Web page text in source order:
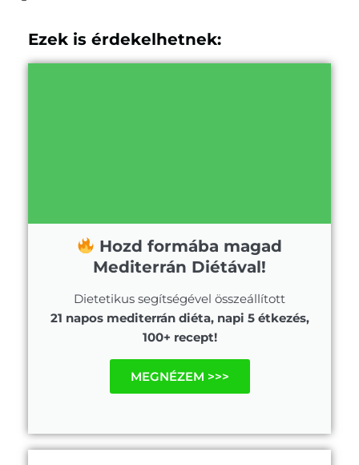
Ezek is érdekelhetnek:
Hozd formába magad
Mediterrán Diétával!
Dietetikus segítségével összeállított
21 napos mediterrán diéta, napi 5 étkezés,
100+ recept!
MEGNÉZEM >>>